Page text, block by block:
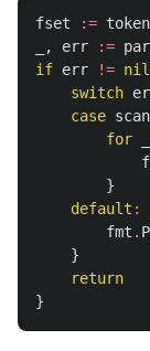
fset := token
, err :=
if err != nil
switch
case
for
}
default :
fmt .
}
return
}